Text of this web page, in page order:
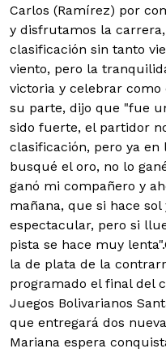
Carlos (Ramírez) por
y disfrutamos la
clasificación sin tanto
viento, pero la
victoria y celebrar como
su parte, dijo que "fue
sido fuerte, el partidor
clasificación, pero ya
busqué el oro, no lo
ganó mi compañero y
mañana, que si hace
espectacular, pero si
pista se hace muy lenta".
la de plata de la
programado el final del
Juegos Bolivarianos
que entregará dos
Mariana espera